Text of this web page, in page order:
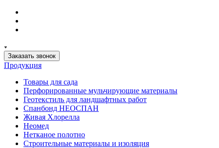
Заказать звонок
Продукция
Товары для сада
Перфорированные мульчирующие материалы
Геотекстиль для ландшафтных работ
Спанбонд НЕОСПАН
Живая Хлорелла
Нeомед
Нетканое полотно
Строительные материалы и изоляция